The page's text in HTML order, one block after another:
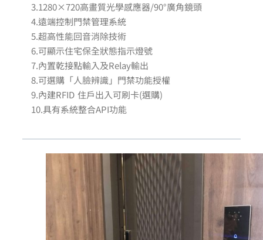
3.1280×720高畫質光學感應器/90°廣角鏡頭
4.遠端控制門禁管理系統
5.超高性能回音消除技術
6.可顯示住宅保全狀態指示燈號
7.內置乾接點輸入及Relay輸出
8.可選購「人臉辨識」門禁功能授權
9.內建RFID 住戶出入可刷卡(選購)
10.具有系統整合API功能